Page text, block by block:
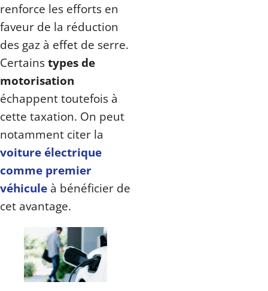
renforce les efforts en
faveur de la réduction
des gaz à effet de serre.
Certainstypes de
motorisation
échappent toutefois à
cette taxation. On peut
notamment citer la
voiture électrique
comme premier
véhicule à bénéficier de
cet avantage.